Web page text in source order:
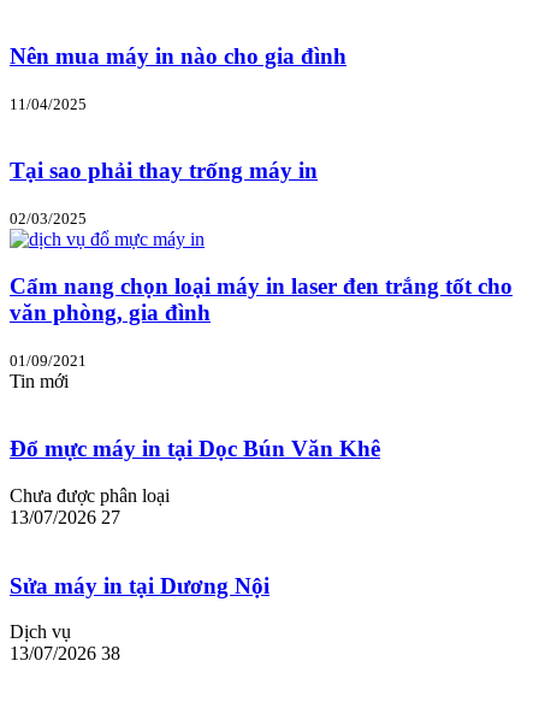
Nên mua máy in nào cho gia đình
11/04/2025
Tại sao phải thay trống máy in
02/03/2025
Cẩm nang chọn loại máy in laser đen trắng tốt cho
văn phòng, gia đình
01/09/2021
Tin mới
Đổ mực máy in tại Dọc Bún Văn Khê
Chưa được phân loại
13/07/2026 27
Sửa máy in tại Dương Nội
Dịch vụ
13/07/2026 38